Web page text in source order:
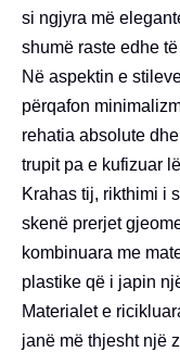
si ngjyra më
shumë raste edhe
Në aspektin e
përqafon
rehatia absolute
trupit pa e kufizuar
Krahas tij, rikthimi i
skenë prerjet
kombinuara me
plastike që i japin
Materialet e
janë më thjesht një